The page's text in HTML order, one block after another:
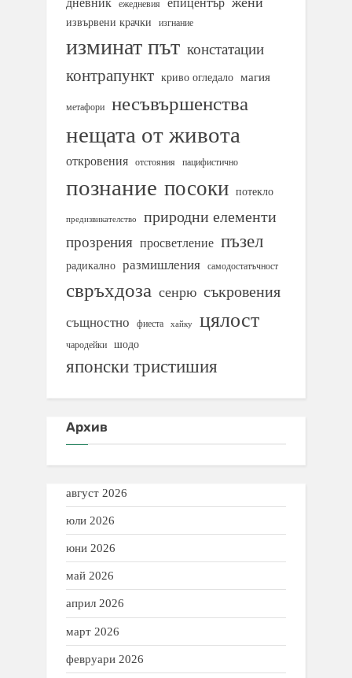
дневник ежедневия епицентър
извървени крачки изгнание
изминат път констатации
контрапункт криво огледало магия
метафори несъвършенства
нещата от живота
откровения отстояния пацифистично
познание посоки потекло
предизвикателство природни елементи
прозрения просветление пъзел
радикално размишления самодостатъчност
свръхдоза сенрю съкровения
същностно фиеста хайку цялост
чародейки шодо
японски тристишия
Архив
август 2026
юли 2026
юни 2026
май 2026
април 2026
март 2026
февруари 2026